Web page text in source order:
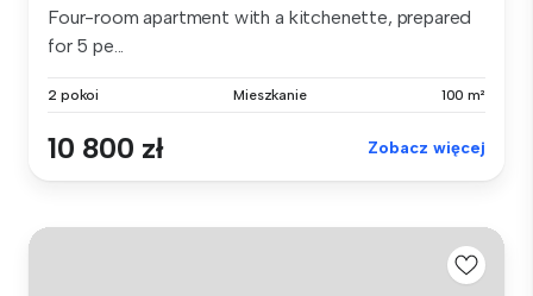
Four-room apartment with a kitchenette, prepared
for 5 pe...
2 pokoi Mieszkanie 100 m²
10 800 zł Zobacz więcej